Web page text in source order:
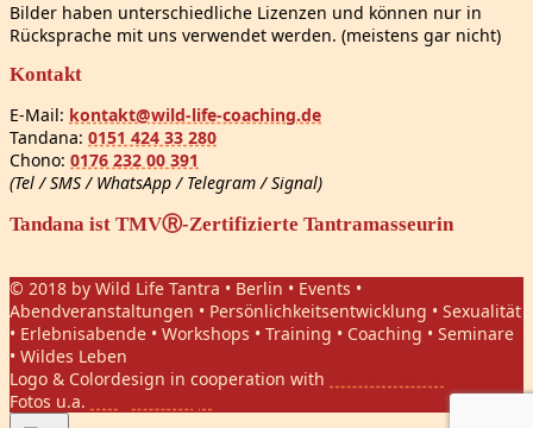
Bilder haben unterschiedliche Lizenzen und können nur in
Rücksprache mit uns verwendet werden. (meistens gar nicht)
Kontakt
E-Mail: kontakt@wild-life-coaching.de
Tandana: 0151 424 33 280
Chono: 0176 232 00 391
(Tel / SMS / WhatsApp / Telegram / Signal)
Tandana ist TMVⓇ-Zertifizierte Tantramasseurin
© 2018 by Wild Life Tantra • Berlin • Events •
Abendveranstaltungen • Persönlichkeitsentwicklung • Sexualität
• Erlebnisabende • Workshops • Training • Coaching • Seminare
• Wildes Leben
Logo & Colordesign in cooperation with
Fotos u.a.